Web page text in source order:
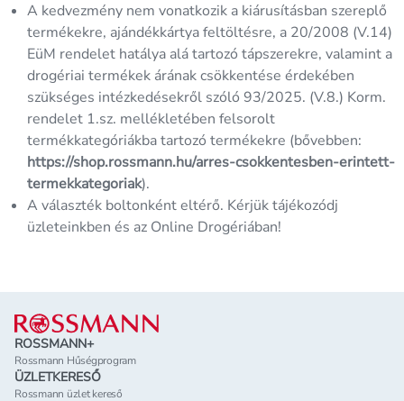
A kedvezmény nem vonatkozik a kiárusításban szereplő
termékekre, ajándékkártya feltöltésre, a 20/2008 (V.14)
EüM rendelet hatálya alá tartozó tápszerekre, valamint a
drogériai termékek árának csökkentése érdekében
szükséges intézkedésekről szóló 93/2025. (V.8.) Korm.
rendelet 1.sz. mellékletében felsorolt
termékkategóriákba tartozó termékekre (bővebben:
https://shop.rossmann.hu/arres-csokkentesben-erintett-
termekkategoriak).
A választék boltonként eltérő. Kérjük tájékozódj
üzleteinkben és az Online Drogériában!
Lábléc
ROSSMANN+
Rossmann Hűségprogram
ÜZLETKERESŐ
Rossmann üzlet kereső